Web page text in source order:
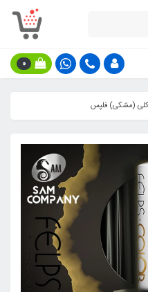
0
(مشکی) فلپس